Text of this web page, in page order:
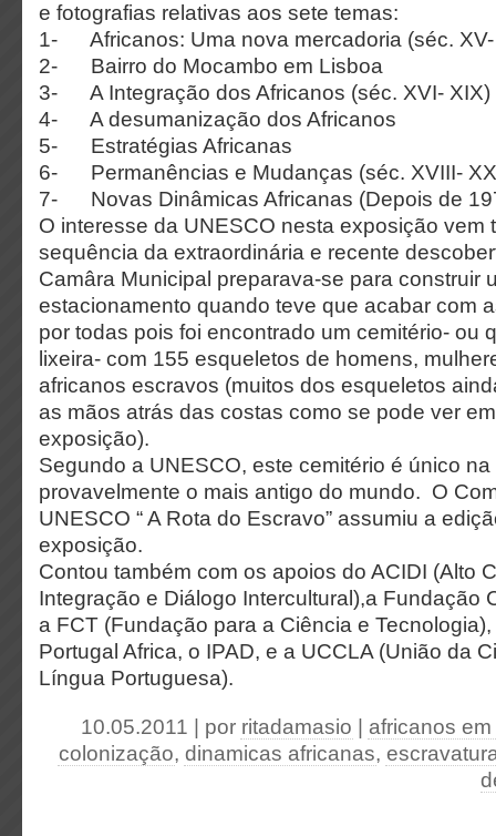
e fotografias relativas aos sete temas:
1- Africanos: Uma nova mercadoria (séc. XV-
2- Bairro do Mocambo em Lisboa
3- A Integração dos Africanos (séc. XVI- XIX)
4- A desumanização dos Africanos
5- Estratégias Africanas
6- Permanências e Mudanças (séc. XVIII-
7- Novas Dinâmicas Africanas (Depois de
O interesse da UNESCO nesta exposição vem
sequência da extraordinária e recente
Camâra Municipal preparava-se para construir
estacionamento quando teve que acabar com
por todas pois foi encontrado um cemitério- ou
lixeira- com 155 esqueletos de homens,
africanos escravos (muitos dos esqueletos
as mãos atrás das costas como se pode ver
exposição).
Segundo a UNESCO, este cemitério é único
provavelmente o mais antigo do mundo. O
UNESCO “ A Rota do Escravo” assumiu a
exposição.
Contou também com os apoios do ACIDI (Alto
Integração e Diálogo Intercultural),a Fundação
a FCT (Fundação para a Ciência e
Portugal Africa, o IPAD, e a UCCLA (União da
Língua Portuguesa).
10.05.2011 | por ritadamasio
africanos
colonização, dinamicas africanas,